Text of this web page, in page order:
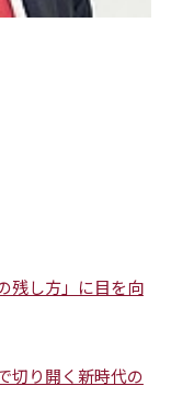
残し方」に目を向
切り開く新時代の